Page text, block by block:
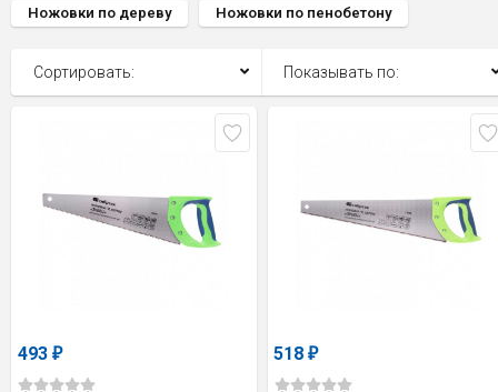
Ножовки по дереву Ножовки по пенобетону
Сортировать: Показывать по:
493 ₽ 518₽